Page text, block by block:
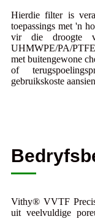
Hierdie filter is
toepassings met 'n
vir die droogte
UHMWPE/PA/
met buitengewone
of
gebruikskoste
Vithy® VVTF
uit veelvuldige